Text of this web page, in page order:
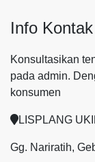
Info Kontak
Konsultasikan
pada admin.
konsumen
LISPLANG
Gg. Nariratih,